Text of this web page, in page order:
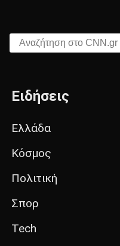
Αναζήτηση στο CNN.gr
Ειδήσεις
Ελλάδα
Κόσμος
Πολιτική
Σπορ
Tech